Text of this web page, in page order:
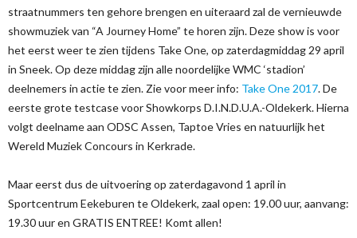
straatnummers ten gehore brengen en uiteraard zal de vernieuwde
showmuziek van “A Journey Home” te horen zijn. Deze show is voor
het eerst weer te zien tijdens Take One, op zaterdagmiddag 29 april
in Sneek. Op deze middag zijn alle noordelijke WMC ‘stadion’
deelnemers in actie te zien. Zie voor meer info: Take One 2017. De
eerste grote testcase voor Showkorps D.I.N.D.U.A.-Oldekerk. Hierna
volgt deelname aan ODSC Assen, Taptoe Vries en natuurlijk het
Wereld Muziek Concours in Kerkrade.
Maar eerst dus de uitvoering op zaterdagavond 1 april in
Sportcentrum Eekeburen te Oldekerk, zaal open: 19.00 uur, aanvang:
19.30 uur en GRATIS ENTREE! Komt allen!